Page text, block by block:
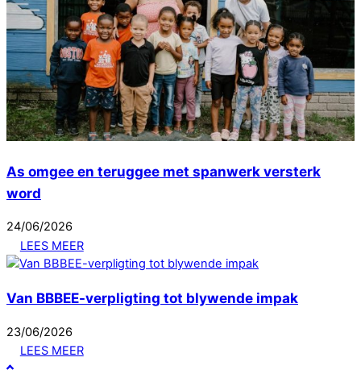
As omgee en teruggee met spanwerk versterk
word
24/06/2026
LEES MEER
Van BBBEE-verpligting tot blywende impak
23/06/2026
LEES MEER